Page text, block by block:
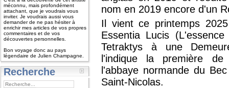
méconnu, mais profondément
attachant, que je voudrais vous
inviter. Je voudrais aussi vous
demander de ne pas hésiter à
enrichir mes articles de vos propres
commentaires et de vos
découvertes personnelles.
Bon voyage donc au pays
légendaire de Julien Champagne.
Recherche
nom en 2019 encore d'un
Il vient ce printemps
Essentia Lucis
Tetraktys à une
l'indique la première
l'abbaye normande du
Saint-Nicolas.